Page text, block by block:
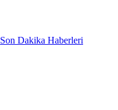
Son Dakika Haberleri